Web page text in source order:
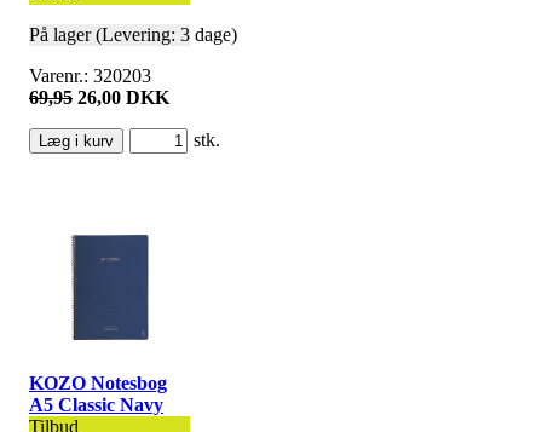
På lager (Levering: 3 dage)
Varenr.: 320203
69,95 26,00 DKK
stk.
KOZO Notesbog
A5 Classic Navy
Tilbud